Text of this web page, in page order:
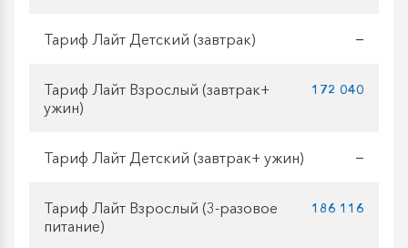
Тариф Лайт Детский (завтрак) —
Тариф Лайт Взрослый (завтрак+
ужин)
172 040
Тариф Лайт Детский (завтрак+ ужин) —
Тариф Лайт Взрослый (3-разовое
питание)
186 116